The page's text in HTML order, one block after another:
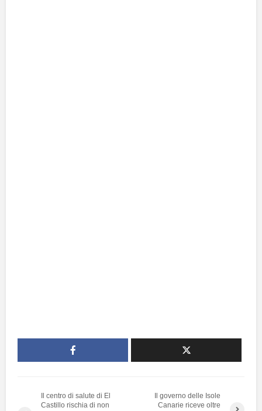
Il centro di salute di El
Castillo rischia di non
Il governo delle Isole
Canarie riceve oltre